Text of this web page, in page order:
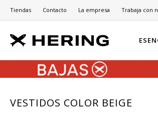
Tiendas Contacto La empresa Trabaja con
VESTIDOS COLOR BEIGE